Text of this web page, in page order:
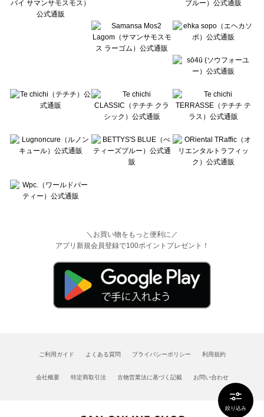
絞り込み
Wpc.（ワールドパーティー）の一覧
＼お買い物をもっと便利に／
アプリ新規会員登録で100ポイントプレゼント！
ご利用ガイド よくある質問 プライバシーポリシー 利用規約
会社概要 特定商取引法 古物営業法に基づく記載 お問い合わせ